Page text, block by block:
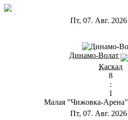
Пт, 07. Авг. 2026
Динамо-Волат
Каскад
8
:
1
Малая "Чижовка-Арена"
Пт, 07. Авг. 2026